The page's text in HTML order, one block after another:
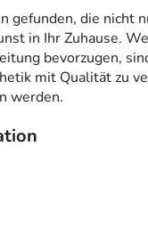
gefunden, die
in Ihr Zuhause.
bevorzugen,
mit Qualität zu
werden.